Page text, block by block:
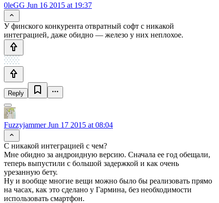
0leGG Jun 16 2015 at 19:37
У финского конкурента отвратный софт с никакой
интеграцией, даже обидно — железо у них неплохое.
Reply
FuzzyjammerJun 17 2015 at 08:04
С никакой интеграцией с чем?
Мне обидно за андроидную версию. Сначала ее год обещали,
теперь выпустили с большой задержкой и как очень
урезанную бету.
Ну и вообще многие вещи можно было бы реализовать прямо
на часах, как это сделано у Гармина, без необходимости
использовать смартфон.